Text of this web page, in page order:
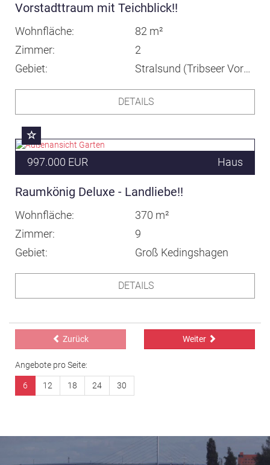
Vorstadttraum mit Teichblick!!
Wohnfläche
82 m²
Zimmer
2
Gebiet
Stralsund (Tribseer Vorstadt)
DETAILS
997.000 EUR Haus
Raumkönig Deluxe - Landliebe!!
Wohnfläche
370 m²
Zimmer
9
Gebiet
Groß Kedingshagen
DETAILS
Zurück Weiter
Angebote pro Seite:
6 12 18 24 30